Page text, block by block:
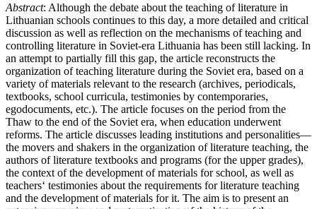
Abstract: Although the debate about the teaching of literature in
Lithuanian schools continues to this day, a more detailed and critical
discussion as well as reflection on the mechanisms of teaching and
controlling literature in Soviet-era Lithuania has been still lacking. In
an attempt to partially fill this gap, the article reconstructs the
organization of teaching literature during the Soviet era, based on a
variety of materials relevant to the research (archives, periodicals,
textbooks, school curricula, testimonies by contemporaries,
egodocuments, etc.). The article focuses on the period from the
Thaw to the end of the Soviet era, when education underwent
reforms. The article discusses leading institutions and personalities—
the movers and shakers in the organization of literature teaching, the
authors of literature textbooks and programs (for the upper grades),
the context of the development of materials for school, as well as
teachers‘ testimonies about the requirements for literature teaching
and the development of materials for it. The aim is to present an